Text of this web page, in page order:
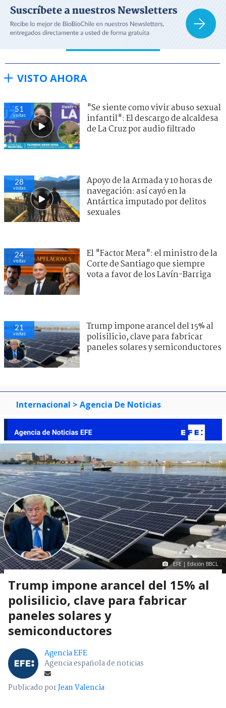
VISTO AHORA
51
visitas
"Se siente como vivir abuso sexual
infantil": El descargo de alcaldesa
de La Cruz por audio filtrado
28
visitas
Apoyo de la Armada y 10 horas de
navegación: así cayó en la
Antártica imputado por delitos
sexuales
24
visitas
El "Factor Mera": el ministro de la
Corte de Santiago que siempre
vota a favor de los Lavín-Barriga
21
visitas
Trump impone arancel del 15% al
polisilicio, clave para fabricar
paneles solares y semiconductores
Internacional > Agencia De Noticias
EFE | Edición BBCL
Trump impone arancel del 15% al
polisilicio, clave para fabricar
paneles solares y
semiconductores
Agencia EFE
Agencia española de noticias
Publicado porJean Valencia